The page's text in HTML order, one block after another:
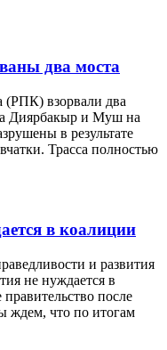
два моста
(РПК) взорвали два
Диярбакыр и Муш на
в результате
Трасса полностью
в коалиции
и развития
не нуждается в
после
ждем, что по итогам